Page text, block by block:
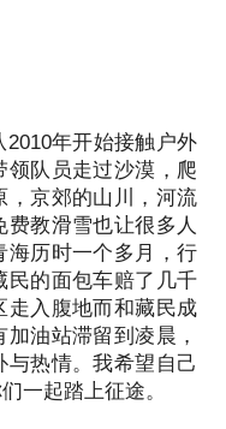
却没有别人的东西
外露营所需携带物
问题更具体化。毕
题。请把你的问题
准备，提升见面效
年开始接触户外
领队员走过沙漠，爬
，京郊的山川，河流
教滑雪也让很多人
海历时一个多月，行
民的面包车赔了几千
走入腹地而和藏民成
油站滞留到凌晨，
热情。我希望自己